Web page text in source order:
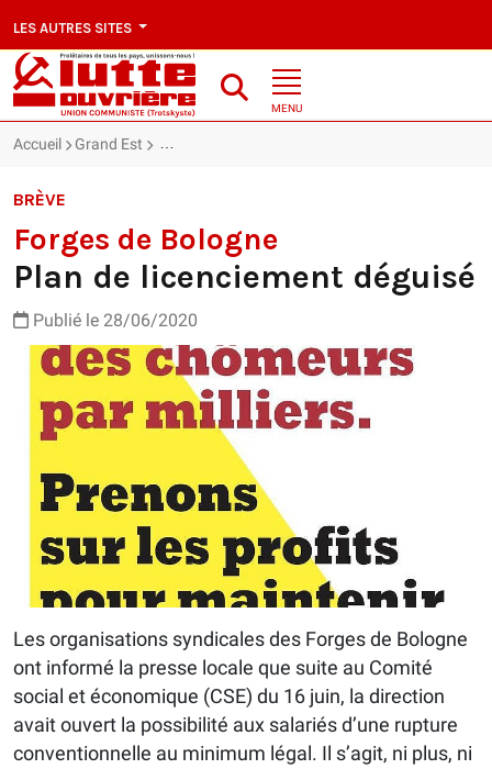
LES AUTRES SITES
MENU
Accueil Grand Est Forges de Bologne : Plan de licenciement déguisé
BRÈVE
Forges de Bologne
Plan de licenciement déguisé
Publié le 28/06/2020
Les organisations syndicales des Forges de Bologne
ont informé la presse locale que suite au Comité
social et économique (CSE) du 16 juin, la direction
avait ouvert la possibilité aux salariés d’une rupture
conventionnelle au minimum légal. Il s’agit, ni plus, ni